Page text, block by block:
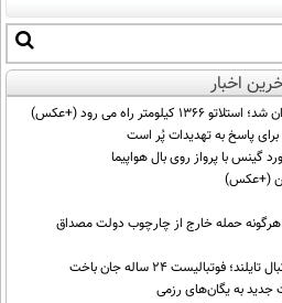
اخبار
پاسخ به تهدیدات پُر است
حمله خارج از چارچوب دولت مصداق
فوتبالیست ۲۴ ساله جان باخت
جدید به یگان‌های رزمی